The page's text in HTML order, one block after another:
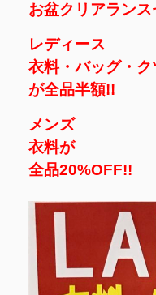
お盆クリアランス
レディース
衣料・バッグ・ク
が全品半額!!
メンズ
衣料が
全品20%OFF!!